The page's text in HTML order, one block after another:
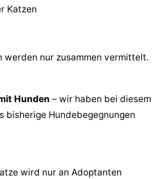
Katzen
werden nur zusammen vermittelt.
Hunden – wir haben bei diesem
bisherige Hundebegegnungen
wird nur an Adoptanten